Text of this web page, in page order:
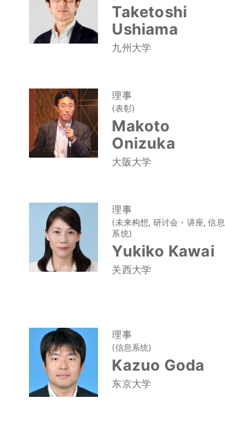
Taketoshi
Ushiama
九州大学
理事
(表彰)
Makoto
Onizuka
大阪大学
理事
(未来构想, 研讨会・讲座, 信息
系统)
Yukiko Kawai
关西大学
理事
(信息系统)
Kazuo Goda
东京大学